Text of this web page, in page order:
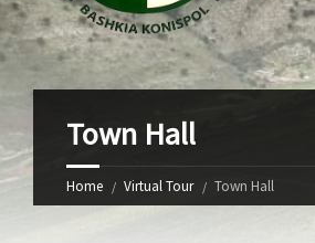
Town Hall
Home Virtual Tour Town Hall